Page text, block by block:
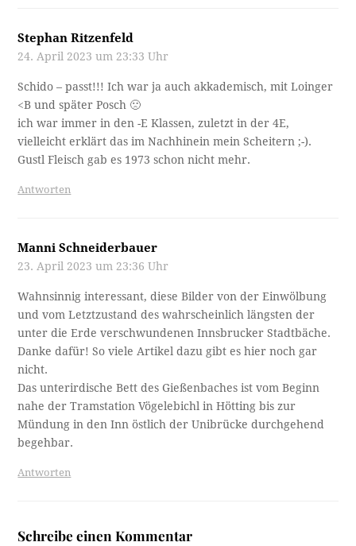
Stephan Ritzenfeld
24. April 2023 um 23:33 Uhr
Schido – passt!!! Ich war ja auch akkademisch, mit Loinger
<B und später Posch 🙁
ich war immer in den -E Klassen, zuletzt in der 4E,
vielleicht erklärt das im Nachhinein mein Scheitern ;-).
Gustl Fleisch gab es 1973 schon nicht mehr.
Antworten
Manni Schneiderbauer
23. April 2023 um 23:36 Uhr
Wahnsinnig interessant, diese Bilder von der Einwölbung
und vom Letztzustand des wahrscheinlich längsten der
unter die Erde verschwundenen Innsbrucker Stadtbäche.
Danke dafür! So viele Artikel dazu gibt es hier noch gar
nicht.
Das unterirdische Bett des Gießenbaches ist vom Beginn
nahe der Tramstation Vögelebichl in Hötting bis zur
Mündung in den Inn östlich der Unibrücke durchgehend
begehbar.
Antworten
Schreibe einen Kommentar